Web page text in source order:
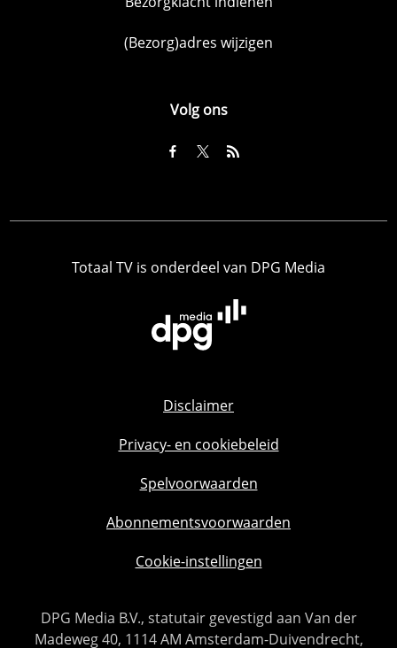
(Bezorg)adres wijzigen
Volg ons
Totaal TV is onderdeel van DPG Media
Disclaimer
Privacy- en cookiebeleid
Spelvoorwaarden
Abonnementsvoorwaarden
Cookie-instellingen
DPG Media B.V., statutair gevestigd aan Van der
Madeweg 40, 1114 AM Amsterdam-Duivendrecht,